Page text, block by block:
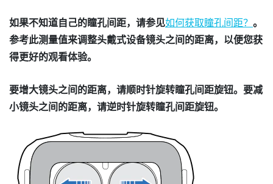
如果不知道自己的瞳孔间距，请参见如何获取瞳孔间距？ 。
参考此测量值来调整头戴式设备镜头之间的距离，以便您获
得更好的观看体验。
要增大镜头之间的距离，请顺时针旋转瞳孔间距旋钮。要减
小镜头之间的距离，请逆时针旋转瞳孔间距旋钮。